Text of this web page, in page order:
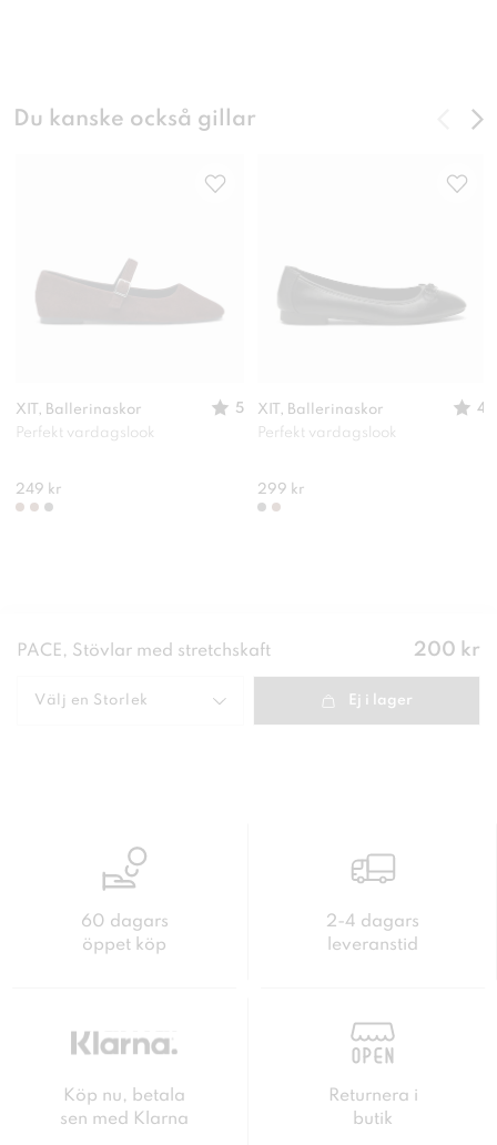
Du kanske också gillar
XIT, Ballerinaskor
5
Perfekt vardagslook
249 kr
XIT, Ballerinaskor
4
Perfekt vardagslook
299 kr
PACE, Stövlar med stretchskaft Pris:
200 kr
Välj en Storlek Ej i lager
60 dagars
öppet köp
2-4 dagars
leveranstid
Köp nu, betala
sen med Klarna
Returnera i
butik